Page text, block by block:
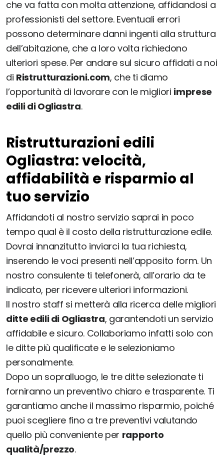
che va fatta con molta attenzione, affidandosi a
professionisti del settore. Eventuali errori
possono determinare danni ingenti alla struttura
dell’abitazione, che a loro volta richiedono
ulteriori spese. Per andare sul sicuro affidati a noi
di Ristrutturazioni.com, che ti diamo
l’opportunità di lavorare con le migliori imprese
edili di Ogliastra.
Ristrutturazioni edili
Ogliastra: velocità,
affidabilità e risparmio al
tuo servizio
Affidandoti al nostro servizio saprai in poco
tempo qual è il costo della ristrutturazione edile.
Dovrai innanzitutto inviarci la tua richiesta,
inserendo le voci presenti nell’apposito form. Un
nostro consulente ti telefonerà, all’orario da te
indicato, per ricevere ulteriori informazioni.
Il nostro staff si metterà alla ricerca delle migliori
ditte edili di Ogliastra, garantendoti un servizio
affidabile e sicuro. Collaboriamo infatti solo con
le ditte più qualificate e le selezioniamo
personalmente.
Dopo un sopralluogo, le tre ditte selezionate ti
forniranno un preventivo chiaro e trasparente. Ti
garantiamo anche il massimo risparmio, poiché
puoi scegliere fino a tre preventivi valutando
quello più conveniente per rapporto
qualità/prezzo.